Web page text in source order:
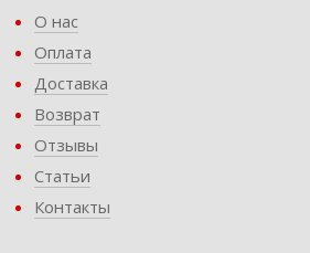
О нас
Оплата
Доставка
Возврат
Отзывы
Статьи
Контакты